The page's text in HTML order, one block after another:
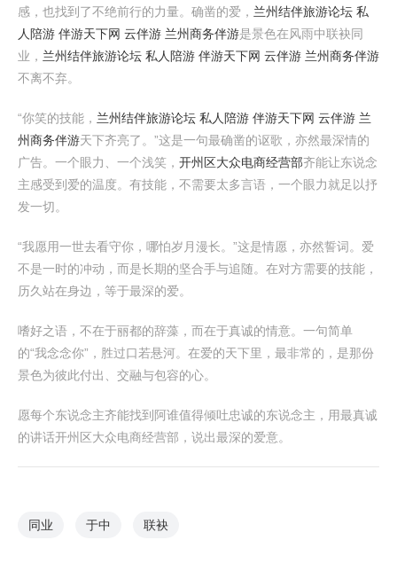
感，也找到了不绝前行的力量。确凿的爱， 兰州结伴旅游论坛 私
人陪游 伴游天下网 云伴游 兰州商务伴游是景色在风雨中联袂同
业， 兰州结伴旅游论坛 私人陪游 伴游天下网 云伴游 兰州商务伴游
不离不弃。
“你笑的技能， 兰州结伴旅游论坛 私人陪游 伴游天下网 云伴游 兰
州商务伴游天下齐亮了。”这是一句最确凿的讴歌，亦然最深情的
广告。一个眼力、一个浅笑， 开州区大众电商经营部齐能让东说念
主感受到爱的温度。有技能，不需要太多言语，一个眼力就足以抒
发一切。
“我愿用一世去看守你，哪怕岁月漫长。”这是情愿，亦然誓词。爱
不是一时的冲动，而是长期的坚合手与追随。在对方需要的技能，
历久站在身边，等于最深的爱。
嗜好之语，不在于丽都的辞藻，而在于真诚的情意。一句简单
的“我念念你”，胜过口若悬河。在爱的天下里，最非常的，是那份
景色为彼此付出、交融与包容的心。
愿每个东说念主齐能找到阿谁值得倾吐忠诚的东说念主，用最真诚
的讲话开州区大众电商经营部，说出最深的爱意。
同业 于中 联袂